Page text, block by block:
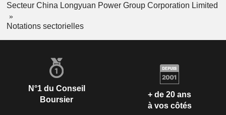
Secteur China Longyuan Power Group Corporation Limited
Notations sectorielles
N°1 du Conseil
Boursier
+ de 20 ans
à vos côtés